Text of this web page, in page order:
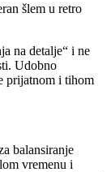
šlem u retro
na detalje“ i ne
Udobno
prijatnom i tihom
balansiranje
vremenu i